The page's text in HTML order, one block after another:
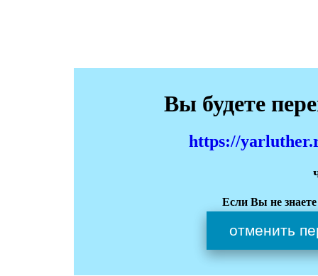
Вы будете
https://
Если Вы не
отменить